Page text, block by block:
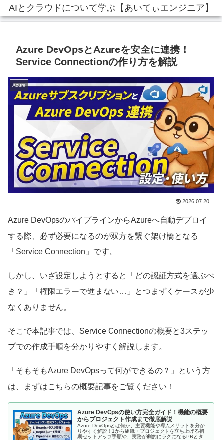
AIとクラウドについて学ぶ【あいてぃエンジニア】
Azure DevOpsとAzureを安全に連携！
Service Connectionの作り方を解説
Azure
2026.07.20
Azure DevOpsのパイプラインからAzureへ自動デプロイ
する際、必ず必要になるのが双方を繋ぐ架け橋となる
「Service Connection」です。
しかし、いざ設定しようとすると「どの認証方式を選ぶべ
き？」「権限エラーで進まない…」とつまずくケースが少
なくありません。
そこで本記事では、Service Connectionの概要と3ステッ
プでの作成手順を分かりやすく解説します。
「そもそもAzure DevOpsって何ができるの？」という方
は、まずはこちらの概要記事をご覧ください！
Azure DevOpsの使い方完全ガイド！機能の概要
からプロジェクト作成まで徹底解説
Azure DevOpsとは何か、主要機能や導入メリットを分か
りやすく解説！1から組織・プロジェクトを立ち上げる初
期セットアップ手順や、実務が劇的にラクになるPRとタス